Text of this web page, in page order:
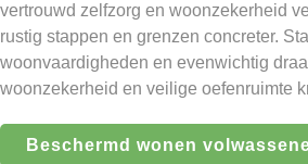
vertrouwd zelfzorg en woonzekerheid
rustig stappen en grenzen concreter.
woonvaardigheden en evenwichtig
woonzekerheid en veilige oefenruimte
Beschermd wonen